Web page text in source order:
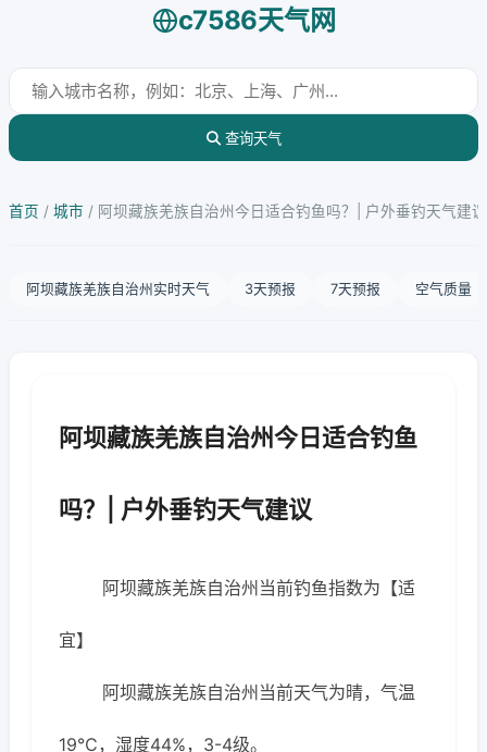
c7586天气网
查询天气
首页 / 城市 / 阿坝藏族羌族自治州今日适合钓鱼吗？| 户外垂钓天气建议
阿坝藏族羌族自治州实时天气 3天预报 7天预报 空气质量
阿坝藏族羌族自治州今日适合钓鱼
吗？| 户外垂钓天气建议
阿坝藏族羌族自治州当前钓鱼指数为【适
宜】
阿坝藏族羌族自治州当前天气为晴，气温
19℃，湿度44%，3-4级。